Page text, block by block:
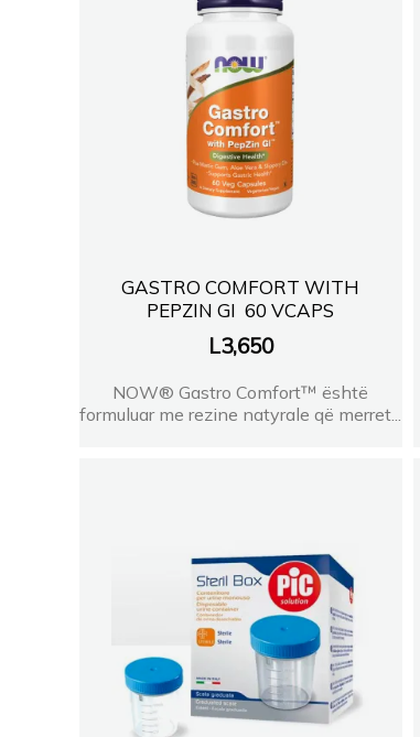
GASTRO COMFORT WITH
PEPZIN GI 60 VCAPS
L3,650
NOW® Gastro Comfort™ është
formuluar me rezine natyrale që merret...